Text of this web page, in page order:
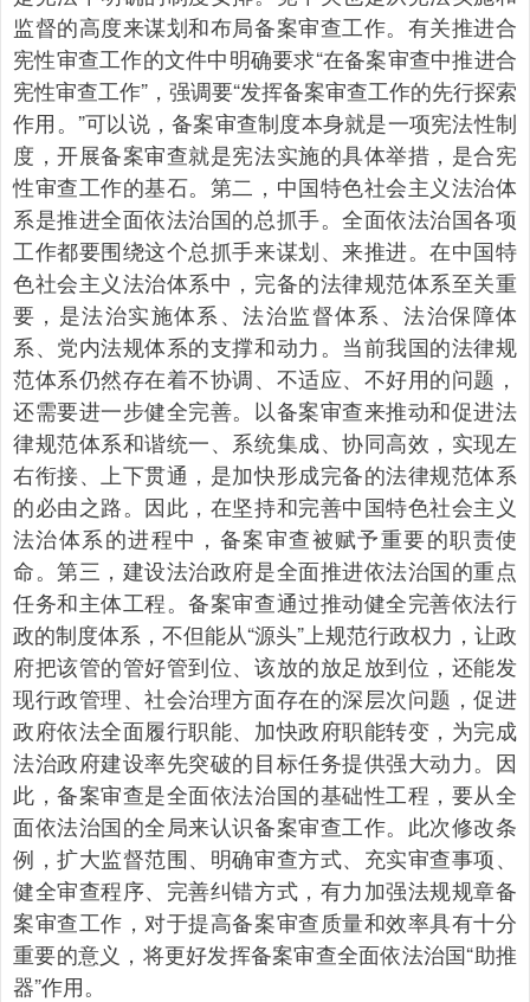
监督的高度来谋划和布局备案审查工作。有关推进合
宪性审查工作的文件中明确要求“在备案审查中推进合
宪性审查工作”，强调要“发挥备案审查工作的先行探索
作用。”可以说，备案审查制度本身就是一项宪法性制
度，开展备案审查就是宪法实施的具体举措，是合宪
性审查工作的基石。第二，中国特色社会主义法治体
系是推进全面依法治国的总抓手。全面依法治国各项
工作都要围绕这个总抓手来谋划、来推进。在中国特
色社会主义法治体系中，完备的法律规范体系至关重
要，是法治实施体系、法治监督体系、法治保障体
系、党内法规体系的支撑和动力。当前我国的法律规
范体系仍然存在着不协调、不适应、不好用的问题，
还需要进一步健全完善。以备案审查来推动和促进法
律规范体系和谐统一、系统集成、协同高效，实现左
右衔接、上下贯通，是加快形成完备的法律规范体系
的必由之路。因此，在坚持和完善中国特色社会主义
法治体系的进程中，备案审查被赋予重要的职责使
命。第三，建设法治政府是全面推进依法治国的重点
任务和主体工程。备案审查通过推动健全完善依法行
政的制度体系，不但能从“源头”上规范行政权力，让政
府把该管的管好管到位、该放的放足放到位，还能发
现行政管理、社会治理方面存在的深层次问题，促进
政府依法全面履行职能、加快政府职能转变，为完成
法治政府建设率先突破的目标任务提供强大动力。因
此，备案审查是全面依法治国的基础性工程，要从全
面依法治国的全局来认识备案审查工作。此次修改条
例，扩大监督范围、明确审查方式、充实审查事项、
健全审查程序、完善纠错方式，有力加强法规规章备
案审查工作，对于提高备案审查质量和效率具有十分
重要的意义，将更好发挥备案审查全面依法治国“助推
器”作用。